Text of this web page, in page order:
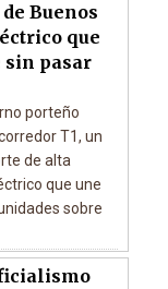
Buenos
que
sin pasar
porteño
T1, un
de alta
que une
sobre